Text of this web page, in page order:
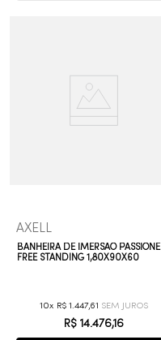
AXELL
BANHEIRA DE IMERSÃO PASSIONE
FREE STANDING 1,80X90X60
10 R$ 1.447,61
R$ 14.476,16